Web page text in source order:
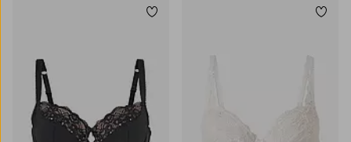
Tilføj til favoritter